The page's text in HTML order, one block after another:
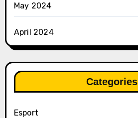
May 2024
April 2024
Categories
Esport